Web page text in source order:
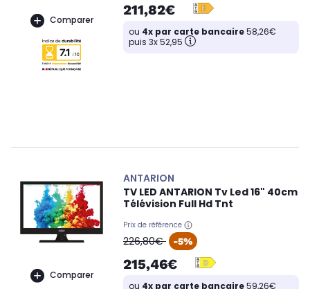
Comparer
211,82€
ou 4x par carte bancaire58,26€
puis 3x 52,95
Comparer
ANTARION
TV LED ANTARION Tv Led 16" 40cm
Télévision Full Hd Tnt
Prix de référence
oldPrice
226,80€ -5%
215,46€
ou 4x par carte bancaire59,26€